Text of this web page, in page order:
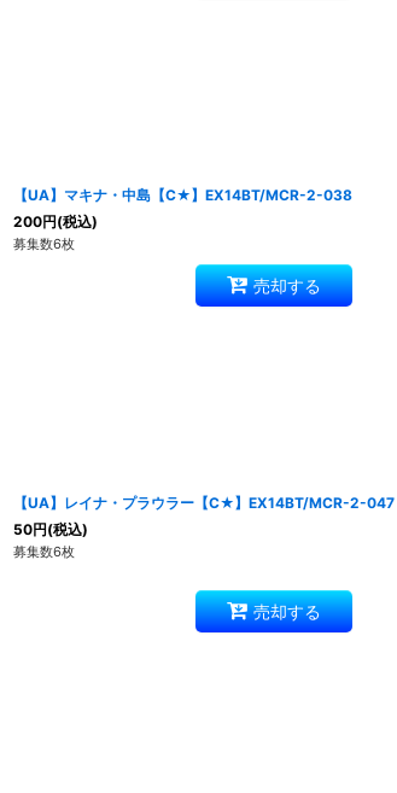
【UA】マキナ・中島【C★】EX14BT/MCR-2-038
200円(税込)
募集数6枚
売却する
【UA】レイナ・プラウラー【C★】EX14BT/MCR-2-047
50円(税込)
募集数6枚
売却する